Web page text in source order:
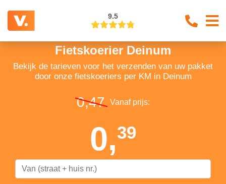
9.5
Fietskoerier Deinum
Bekijk de tarieven voor het verzenden van uw pakket
door onze fietskoeriers per KM in Deinum
0,47 Vanaf prijs:
0,39